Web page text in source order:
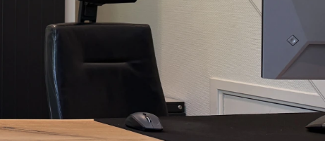
Meern is breed inzetbaar op het gebied van centrale